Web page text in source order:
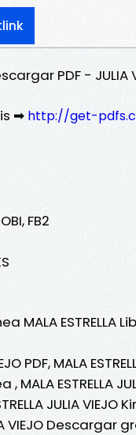
PDF - JULIA
➡ http://get-
FB2
MALA ESTRELLA
PDF, MALA
MALA ESTRELLA
JULIA VIEJO
VIEJO Descargar